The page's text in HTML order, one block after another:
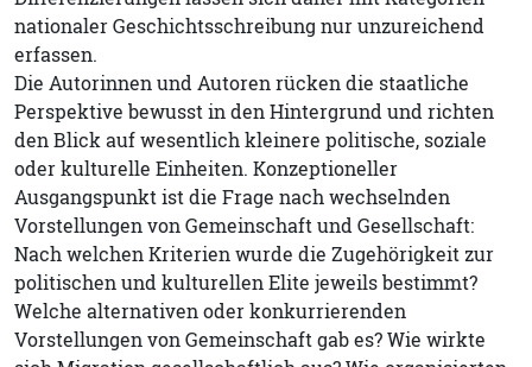
nationaler Geschichtsschreibung nur unzureichend
erfassen.
Die Autorinnen und Autoren rücken die staatliche
Perspektive bewusst in den Hintergrund und richten
den Blick auf wesentlich kleinere politische, soziale
oder kulturelle Einheiten. Konzeptioneller
Ausgangspunkt ist die Frage nach wechselnden
Vorstellungen von Gemeinschaft und Gesellschaft:
Nach welchen Kriterien wurde die Zugehörigkeit zur
politischen und kulturellen Elite jeweils bestimmt?
Welche alternativen oder konkurrierenden
Vorstellungen von Gemeinschaft gab es? Wie wirkte